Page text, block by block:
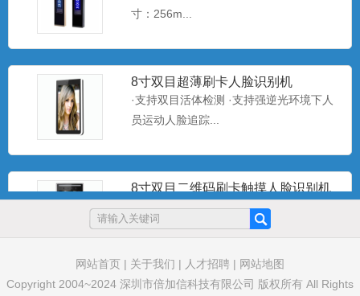
寸：256m...
8寸双目超薄刷卡人脸识别机
·支持双目活体检测 ·支持强逆光环境下人
员运动人脸追踪...
8寸双目二维码刷卡触摸人脸识别机
·支持双目活体检测 ·支持强逆光环境下人
员运动人脸追踪...
8寸人脸识别二维码刷卡一体机
网站首页 | 关于我们 | 人才招聘 | 网站地图
Copyright 2004~2024 深圳市倍加信科技有限公司 版权所有 All Rights